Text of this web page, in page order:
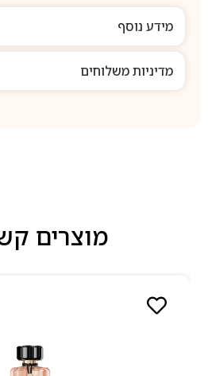
מידע נוסף
מדיניות משלוחים
מוצרים